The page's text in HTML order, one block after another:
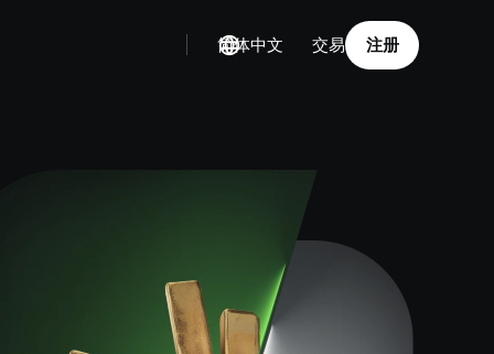
简体中文 交易 注册